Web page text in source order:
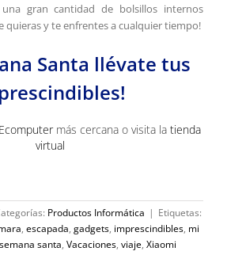
gran cantidad de bolsillos internos
quieras y te enfrentes a cualquier tiempo!
Santa llévate tus
más cercana o visita la tienda
virtual
Productos Informática | Etiquetas:
, escapada, gadgets, imprescindibles, mi
semana santa, Vacaciones, viaje, Xiaomi